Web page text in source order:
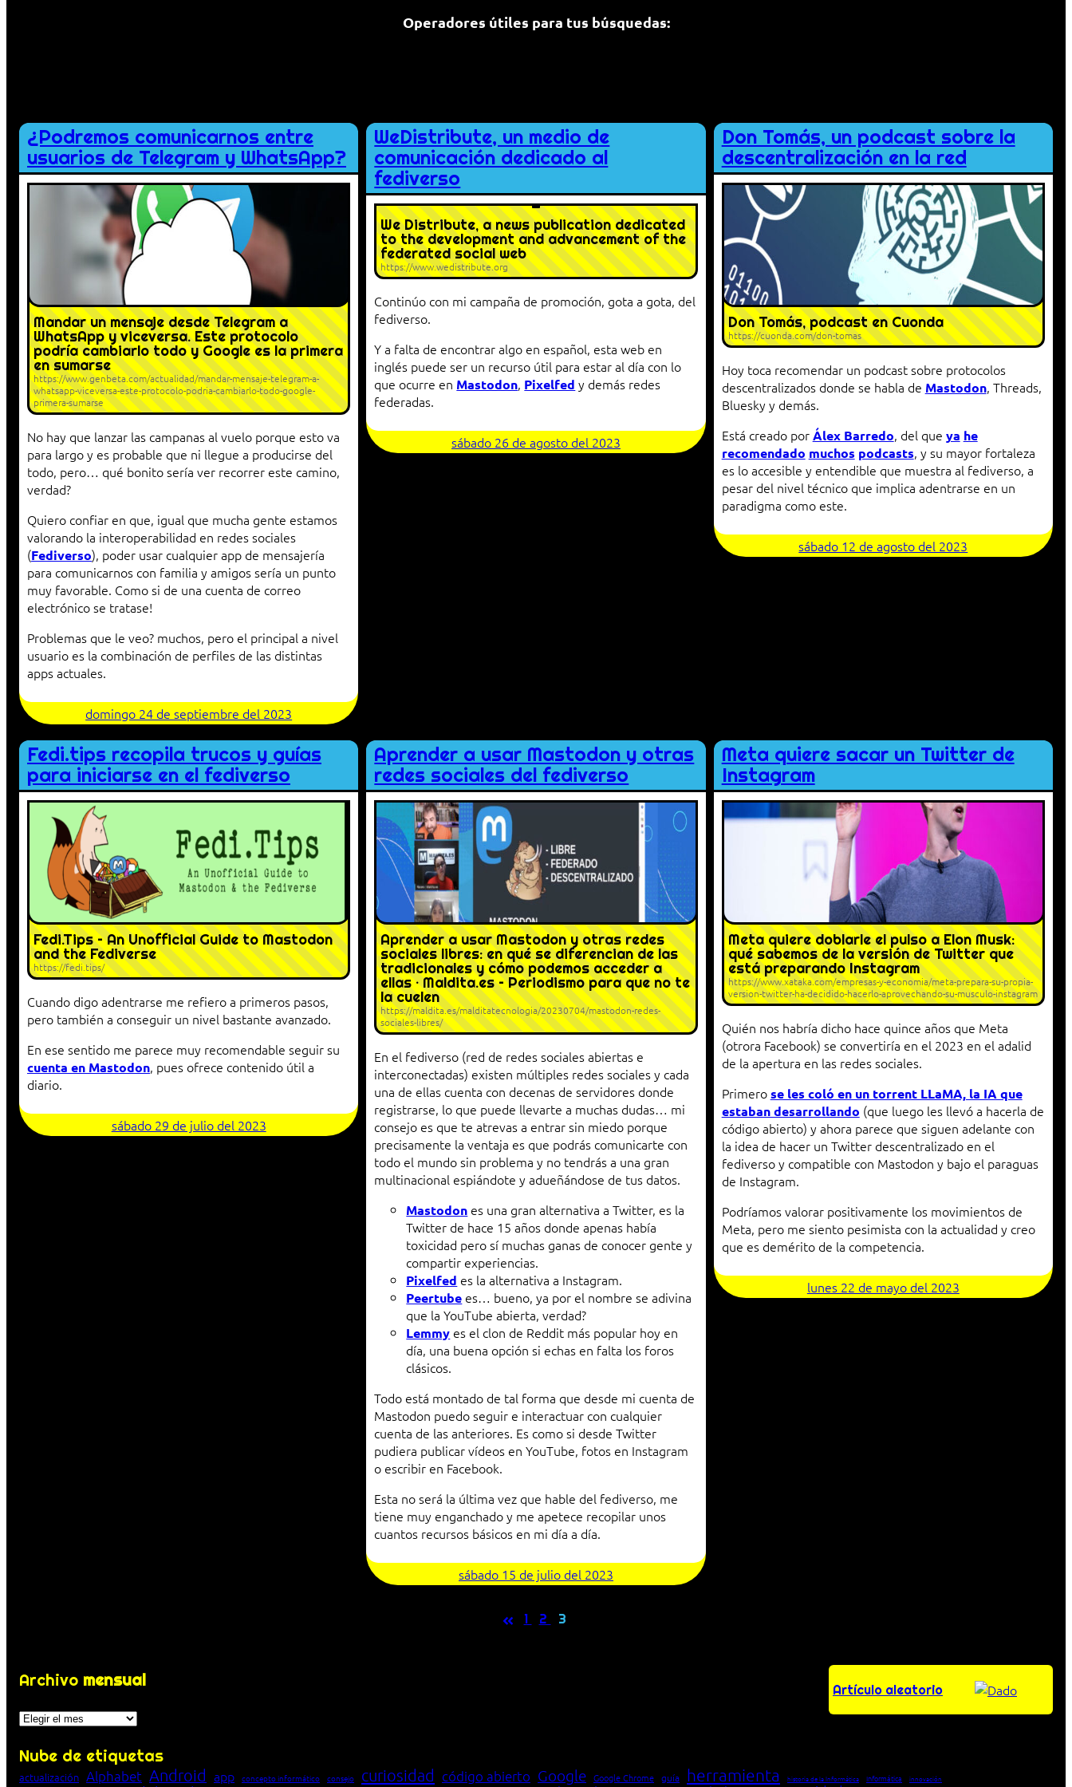
Operadores útiles para tus búsquedas:
¿Podremos comunicarnos entre
usuarios de Telegram y WhatsApp?
Mandar un mensaje desde Telegram a
WhatsApp y viceversa. Este protocolo
podría cambiarlo todo y Google es la primera
en sumarse
https://www.genbeta.com/actualidad/mandar-mensaje-telegram-a-
whatsapp-viceversa-este-protocolo-podria-cambiarlo-todo-google-
primera-sumarse
No hay que lanzar las campanas al vuelo porque esto va
para largo y es probable que ni llegue a producirse del
todo, pero… qué bonito sería ver recorrer este camino,
verdad?
Quiero confiar en que, igual que mucha gente estamos
valorando la interoperabilidad en redes sociales
(Fediverso), poder usar cualquier app de mensajería
para comunicarnos con familia y amigos sería un punto
muy favorable. Como si de una cuenta de correo
electrónico se tratase!
Problemas que le veo? muchos, pero el principal a nivel
usuario es la combinación de perfiles de las distintas
apps actuales.
domingo 24 de septiembre del 2023
WeDistribute, un medio de
comunicación dedicado al
fediverso
We Distribute, a news publication dedicated
to the development and advancement of the
federated social web
https://www.wedistribute.org
Continúo con mi campaña de promoción, gota a gota, del
fediverso.
Y a falta de encontrar algo en español, esta web en
inglés puede ser un recurso útil para estar al día con lo
que ocurre en Mastodon, Pixelfed y demás redes
federadas.
sábado 26 de agosto del 2023
Don Tomás, un podcast sobre la
descentralización en la red
Don Tomás, podcast en Cuonda
https://cuonda.com/don-tomas
Hoy toca recomendar un podcast sobre protocolos
descentralizados donde se habla de Mastodon, Threads,
Bluesky y demás.
Está creado porÁlex Barredo, del que ya he
recomendado muchos podcasts, y su mayor fortaleza
es lo accesible y entendible que muestra al fediverso, a
pesar del nivel técnico que implica adentrarse en un
paradigma como este.
sábado 12 de agosto del 2023
Fedi.tips recopila trucos y guías
para iniciarse en el fediverso
Fedi.Tips – An Unofficial Guide to Mastodon
and the Fediverse
https://fedi.tips/
Cuando digo adentrarse me refiero a primeros pasos,
pero también a conseguir un nivel bastante avanzado.
En ese sentido me parece muy recomendable seguir su
cuenta en Mastodon, pues ofrece contenido útil a
diario.
sábado 29 de julio del 2023
Aprender a usar Mastodon y otras
redes sociales del fediverso
Aprender a usar Mastodon y otras redes
sociales libres: en qué se diferencian de las
tradicionales y cómo podemos acceder a
ellas · Maldita.es – Periodismo para que no te
la cuelen
https://maldita.es/malditatecnologia/20230704/mastodon-redes-
sociales-libres/
En el fediverso (red de redes sociales abiertas e
interconectadas) existen múltiples redes sociales y cada
una de ellas cuenta con decenas de servidores donde
registrarse, lo que puede llevarte a muchas dudas… mi
consejo es que te atrevas a entrar sin miedo porque
precisamente la ventaja es que podrás comunicarte con
todo el mundo sin problema y no tendrás a una gran
multinacional espiándote y adueñándose de tus datos.
Mastodon es una gran alternativa a Twitter, es la
Twitter de hace 15 años donde apenas había
toxicidad pero sí muchas ganas de conocer gente y
compartir experiencias.
Pixelfed es la alternativa a Instagram.
Peertube es… bueno, ya por el nombre se adivina
que la YouTube abierta, verdad?
Lemmy es el clon de Reddit más popular hoy en
día, una buena opción si echas en falta los foros
clásicos.
Todo está montado de tal forma que desde mi cuenta de
Mastodon puedo seguir e interactuar con cualquier
cuenta de las anteriores. Es como si desde Twitter
pudiera publicar vídeos en YouTube, fotos en Instagram
o escribir en Facebook.
Esta no será la última vez que hable del fediverso, me
tiene muy enganchado y me apetece recopilar unos
cuantos recursos básicos en mi día a día.
sábado 15 de julio del 2023
Meta quiere sacar un Twitter de
Instagram
Meta quiere doblarle el pulso a Elon Musk:
qué sabemos de la versión de Twitter que
está preparando Instagram
https://www.xataka.com/empresas-y-economia/meta-prepara-su-propia-
version-twitter-ha-decidido-hacerlo-aprovechando-su-musculo-instagram
Quién nos habría dicho hace quince años que Meta
(otrora Facebook) se convertiría en el 2023 en el adalid
de la apertura en las redes sociales.
Primerose les coló en un torrent LLaMA, la IA que
estaban desarrollando (que luego les llevó a hacerla de
código abierto) y ahora parece que siguen adelante con
la idea de hacer un Twitter descentralizado en el
fediverso y compatible con Mastodon y bajo el paraguas
de Instagram.
Podríamos valorar positivamente los movimientos de
Meta, pero me siento pesimista con la actualidad y creo
que es demérito de la competencia.
lunes 22 de mayo del 2023
« 1 2 3
Archivo mensual
Archivos
Artículo aleatorio
Nube de etiquetas
actualización Alphabet Android app concepto informático consejo curiosidad código abierto Google Google Chrome guía herramienta historia de la Informática Informática innovación